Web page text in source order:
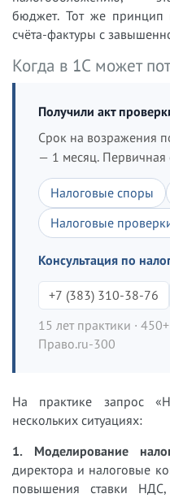
бюджет. Тот же принцип
счёта-фактуры с
Когда в 1С может
Получили акт
Срок на возражения
— 1 месяц.
Налоговые споры
Налоговые
Консультация по
+7 (383) 310-38-76
15 лет практики ·
Право.ru-300
На практике запрос
нескольких ситуациях:
1. Моделирование
директора и налоговые
повышения ставки